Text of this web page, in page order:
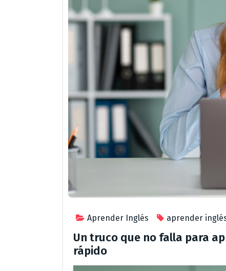
Aprender Inglés aprender
Un truco que no falla para
rápido